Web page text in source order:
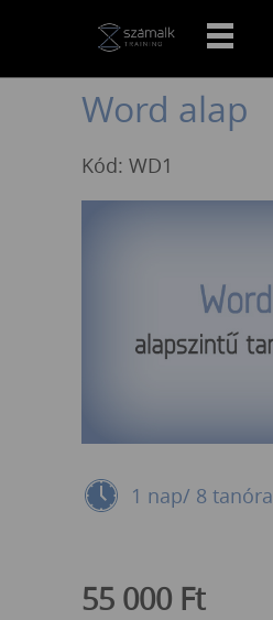
VISSZA
Word alap
Kód: WD1
1 nap/ 8 tanóra
55 000 Ft